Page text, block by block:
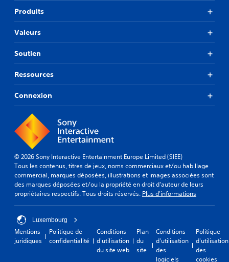
Produits
Valeurs
Soutien
Ressources
Connexion
© 2026 Sony Interactive Entertainment Europe Limited (SIEE)
Tous les contenus, titres de jeux, noms commerciaux et/ou habillage
commercial, marques déposées, illustrations et images associées sont
des marques déposées et/ou la propriété en droit d'auteur de leurs
propriétaires respectifs. Tous droits réservés. Plus d'informations
Luxembourg
Mentions
juridiques
Politique de
confidentialité
Conditions
d'utilisation
du site web
Plan
du
site
Conditions
d'utilisation
des
logiciels
Politique
d'utilisation
des
cookies